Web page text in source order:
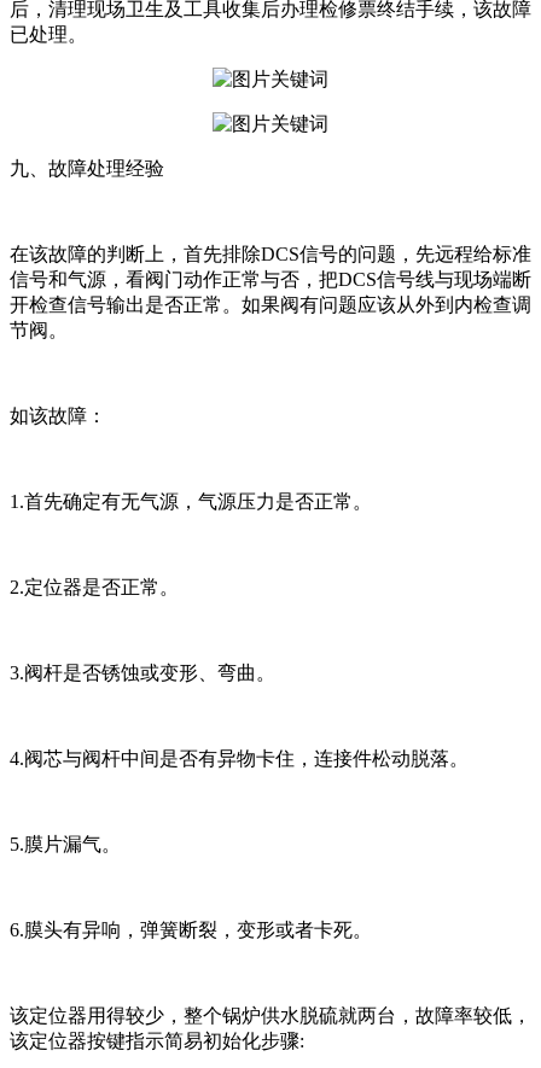
后，清理现场卫生及工具收集后办理检修票终结手续，该故障
已处理。
九、故障处理经验
在该故障的判断上，首先排除DCS信号的问题，先远程给标准
信号和气源，看阀门动作正常与否，把DCS信号线与现场端断
开检查信号输出是否正常。如果阀有问题应该从外到内检查调
节阀。
如该故障：
1.首先确定有无气源，气源压力是否正常。
2.定位器是否正常。
3.阀杆是否锈蚀或变形、弯曲。
4.阀芯与阀杆中间是否有异物卡住，连接件松动脱落。
5.膜片漏气。
6.膜头有异响，弹簧断裂，变形或者卡死。
该定位器用得较少，整个锅炉供水脱硫就两台，故障率较低，
该定位器按键指示简易初始化步骤: